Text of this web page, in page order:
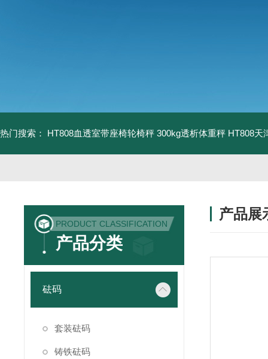
热门搜索： HT808血透室带座椅轮椅秤 300kg透析体重秤 HT808天
PRODUCT CLASSIFICATION
产品分类
砝码
套装砝码
铸铁砝码
产品展